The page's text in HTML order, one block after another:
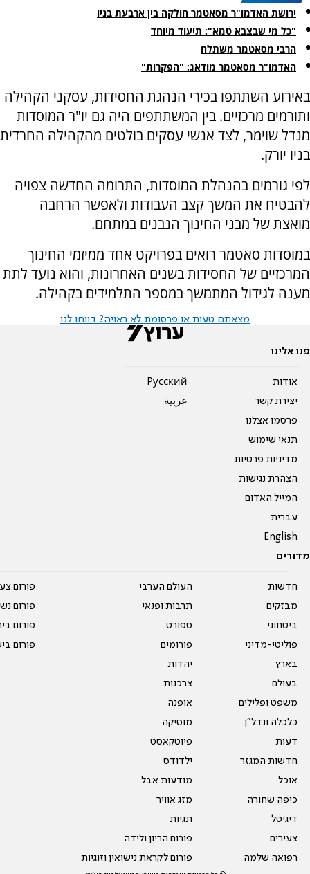
ירושת האדמו"ר מסאטמר חולקה בין ארבעת בניו
"כל מי שבצבא טמא": תיעוד מיוחד
הרבי מסאטמר משתלח
האדמו"ר מסאטמר מודאג: "הפקרות"
באירוע השתתפו בכירי הנהגת החסידות, עסקני הקהילה
ותורמים מרכזיים. בין המשתתפים היה גם יו"ר המוסדות
מנדל שוימר, לצד אנשי עסקים בולטים מהקהילה החרדית
בניו יורק.
לפי גורמים בהנהלת המוסדות, התרומה החדשה צפויה
להבטיח את המשך קצב העבודות ולאפשר הרחבה
מואצת של מבני החינוך הנבנים במתחם.
במוסדות סאטמר רואים בפרויקט אחד ממיזמי החינוך
המרכזיים של החסידות בשנים האחרונות, והוא נועד לתת
מענה לגידול המתמשך במספר התלמידים בקהילה.
מצאתם טעות או פרסומת לא ראויה? דווחו לנו
פנו אלינו
אודות
יצירת קשר
פרסמו אצלנו
תנאי שימוש
מדיניות פרטיות
הצהרת נגישות
המייל האדום
עברית
English
Pусский
عربية
מדורים
חדשות
מבזקים
ביטחוני
פוליטי-מדיני
בארץ
בעולם
משפט ופלילים
כלכלה ונדל"ן
דעות
חדשות המגזר
אוכל
כיפה שחורה
דיגיטל
צעירים
רפואה שלמה
העולם הערבי
תרבות ופנאי
ספורט
פורומים
יהדות
צרכנות
אופנה
מוסיקה
פיוטקאסט
ילדודס
מודעות אבל
מזג אוויר
תגיות
פורום הריון ולידה
פורום לקראת נישואין וזוגיות
פורום
פורום
פורום
פורום